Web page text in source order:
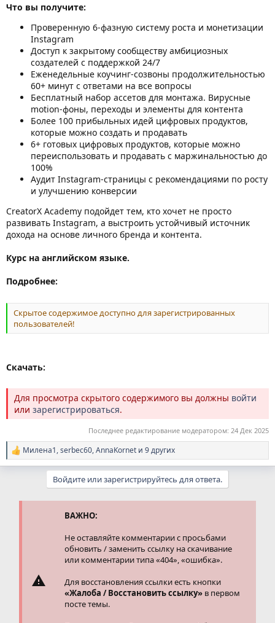
Что вы получите:
Проверенную 6-фазную систему роста и монетизации
Instagram
Доступ к закрытому сообществу амбициозных
создателей с поддержкой 24/7
Еженедельные коучинг-созвоны продолжительностью
60+ минут с ответами на все вопросы
Бесплатный набор ассетов для монтажа. Вирусные
motion-фоны, переходы и элементы для контента
Более 100 прибыльных идей цифровых продуктов,
которые можно создать и продавать
6+ готовых цифровых продуктов, которые можно
переиспользовать и продавать с маржинальностью до
100%
Аудит Instagram-страницы с рекомендациями по росту
и улучшению конверсии
CreatorX Academy подойдет тем, кто хочет не просто
развивать Instagram, а выстроить устойчивый источник
дохода на основе личного бренда и контента.
Курс на английском языке.
Подробнее:
Скрытое содержимое доступно для зарегистрированных
пользователей!
Скачать:
Для просмотра скрытого содержимого вы должны войти
или зарегистрироваться.
Последнее редактирование модератором: 24 Дек 2025
Р
е
Милена1,serbec60,AnnaKornet и 9 других
Войдите или зарегистрируйтесь для ответа.
ВАЖНО:
Не оставляйте комментарии с просьбами
обновить / заменить ссылку на скачивание
или комментарии типа «404», «ошибка».
Для восстановления ссылки есть кнопки
«Жалоба / Восстановить ссылку» в первом
посте темы.